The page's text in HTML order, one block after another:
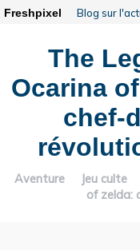
Freshpixel Blog sur
The
Ocarina
chef-
Aventure Jeu culte
of zelda: